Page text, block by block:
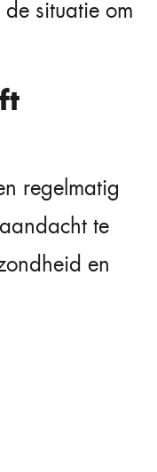
situatie om
regelmatig
te
en